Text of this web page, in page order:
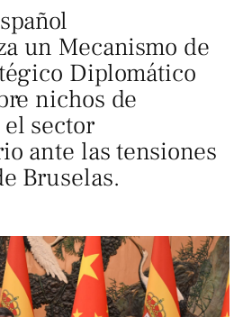
un Mecanismo de
Diplomático
nichos de
sector
ante las tensiones
Bruselas.